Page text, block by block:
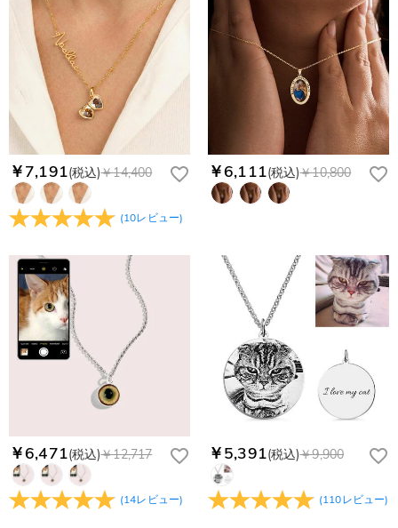
￥7,191(税込)￥14,400
(10レビュー)
￥6,111(税込)￥10,800
￥6,471(税込)￥12,717
(14レビュー)
￥5,391(税込)￥9,900
(110レビュー)